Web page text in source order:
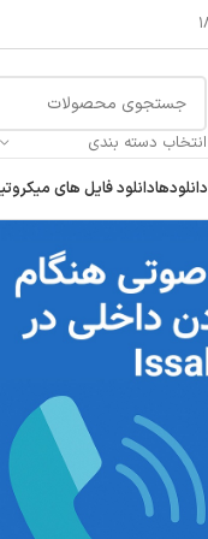
انتخاب دسته بندی
دانلودهادانلود فایل های